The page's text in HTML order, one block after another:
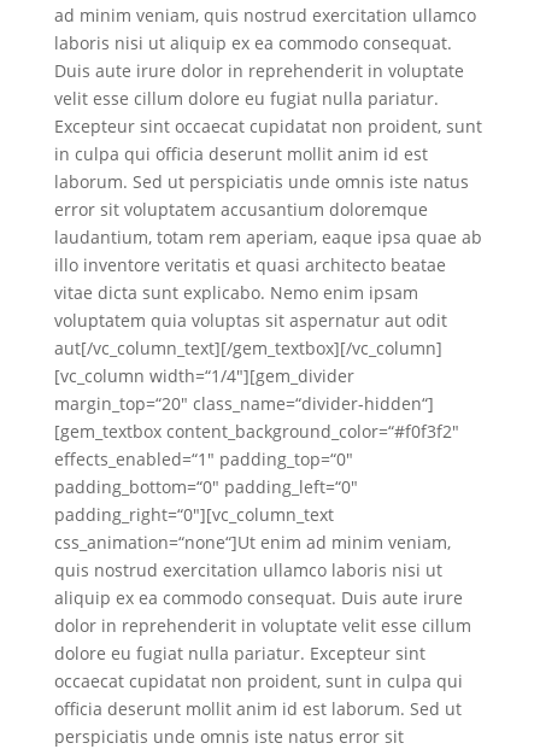
ad minim veniam, quis nostrud exercitation ullamco
laboris nisi ut aliquip ex ea commodo consequat.
Duis aute irure dolor in reprehenderit in voluptate
velit esse cillum dolore eu fugiat nulla pariatur.
Excepteur sint occaecat cupidatat non proident, sunt
in culpa qui officia deserunt mollit anim id est
laborum. Sed ut perspiciatis unde omnis iste natus
error sit voluptatem accusantium doloremque
laudantium, totam rem aperiam, eaque ipsa quae ab
illo inventore veritatis et quasi architecto beatae
vitae dicta sunt explicabo. Nemo enim ipsam
voluptatem quia voluptas sit aspernatur aut odit
aut[/vc_column_text][/gem_textbox][/vc_column]
[vc_column width=“1/4″][gem_divider
margin_top=“20″ class_name=“divider-hidden“]
[gem_textbox content_background_color=“#f0f3f2″
effects_enabled=“1″ padding_top=“0″
padding_bottom=“0″ padding_left=“0″
padding_right=“0″][vc_column_text
css_animation=“none“]Ut enim ad minim veniam,
quis nostrud exercitation ullamco laboris nisi ut
aliquip ex ea commodo consequat. Duis aute irure
dolor in reprehenderit in voluptate velit esse cillum
dolore eu fugiat nulla pariatur. Excepteur sint
occaecat cupidatat non proident, sunt in culpa qui
officia deserunt mollit anim id est laborum. Sed ut
perspiciatis unde omnis iste natus error sit